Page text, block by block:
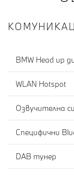
BMW Head up
WLAN Hotspot
Озвучителна
Специфични
DAB тунер